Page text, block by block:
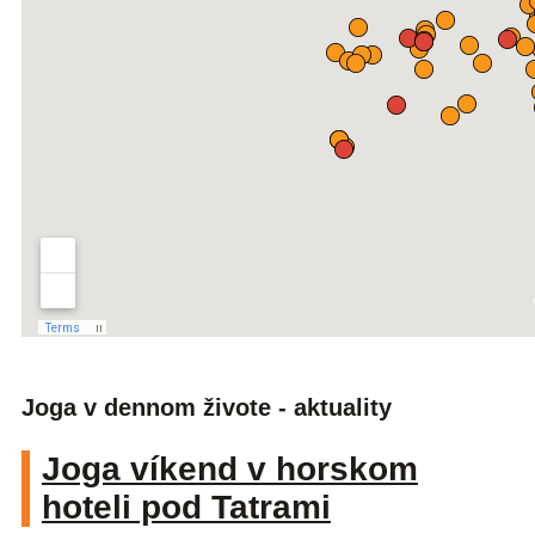
Joga v dennom živote - aktuality
Joga víkend v horskom
hoteli pod Tatrami